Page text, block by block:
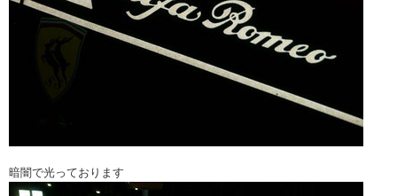
暗闇で光っております